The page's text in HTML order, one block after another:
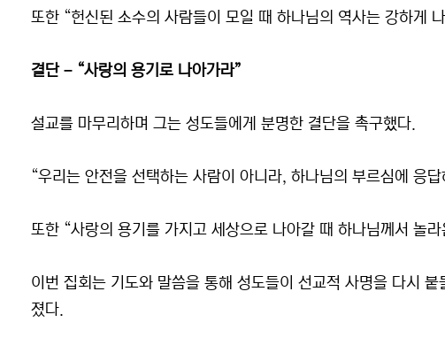
또한 “헌신된 소수의 사람들이 모일 때 하나님의 역사는 강하게
결단 – “사랑의 용기로 나아가라”
설교를 마무리하며 그는 성도들에게 분명한 결단을 촉구했다.
“우리는 안전을 선택하는 사람이 아니라, 하나님의 부르심에 응
또한 “사랑의 용기를 가지고 세상으로 나아갈 때 하나님께서 놀
이번 집회는 기도와 말씀을 통해 성도들이 선교적 사명을 다시
졌다.